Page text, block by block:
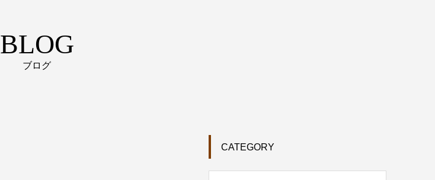
BLOG
ブログ
CATEGORY